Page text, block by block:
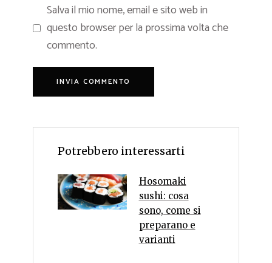
Salva il mio nome, email e sito web in
questo browser per la prossima volta che
commento.
Potrebbero interessarti
Hosomaki
sushi: cosa
sono, come si
preparano e
varianti